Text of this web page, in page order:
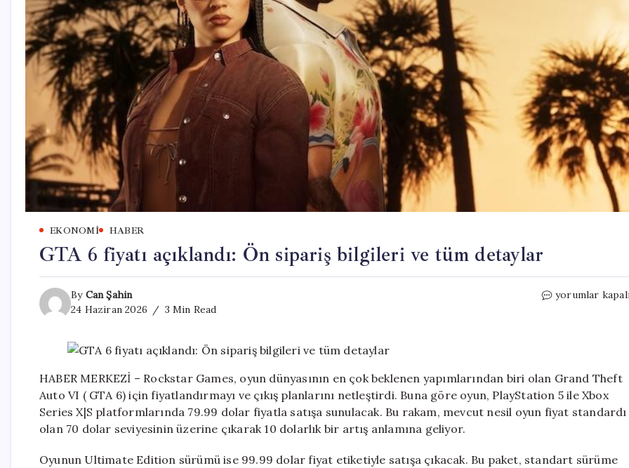
EKONOMI HABER
GTA 6 fiyatı açıklandı: Ön sipariş bilgileri ve tüm detaylar
By Can Şahin
24 Haziran 2026
3 Min Read
GTA
bilgileri
ve
tüm
yorumlar
HABER MERKEZİ – Rockstar Games, oyun dünyasının en çok beklenen yapımlarından biri olan Grand Theft
Auto VI ( GTA 6) için fiyatlandırmayı ve çıkış planlarını netleştirdi. Buna göre oyun, PlayStation 5 ile Xbox
Series X|S platformlarında 79.99 dolar fiyatla satışa sunulacak. Bu rakam, mevcut nesil oyun fiyat standardı
olan 70 dolar seviyesinin üzerine çıkarak 10 dolarlık bir artış anlamına geliyor.
Oyunun Ultimate Edition sürümü ise 99.99 dolar fiyat etiketiyle satışa çıkacak. Bu paket, standart sürüme